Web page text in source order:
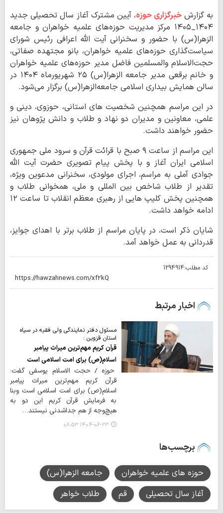
به گزارشخبرگزاری حوزه، آیین مشترک آغاز سال تحصیلی جدید
۱۴۰۴_۱۴۰۵ مرکز مدیریت حوزه‌های علمیه خواهران و جامعه
الزهرا(س) با حضور و سخنرانی آیت الله اعرافی رئیس شورای
سیاست‌گذاری حوزه‌های علمیه خواهران، بانو مجتهده صفاتی،
حجت‌الاسلام والمسلمین فاضل مدیر حوزه‌های علمیه خواهران
و خانم برقعی مدیر جامعه الزهرا(س) ۲۵ شهریورماه ۱۴۰۴ در
سالن همایش بیداری اسلامی جامعه‌الزهرا(س) برگزار می‌شود.
در این مراسم همچنین شخصیت های استانی، حوزوی، دینی و
علمی، معاونین و مدیران دو نهاد و طلاب و دانش پژوهان نیز
حضور خواهند داشت.
این مراسم از ساعت ۹ صبح با قرائت قرآن و سرود ملی جمهوری
اسلامی ایران آغاز و با پخش پیام تصویری حضرت آیت الله
جوادی آملی به مراسم، اجرای مولودی، سخنرانی مدعوین ویژه،
تقدیر از طلاب شاخص بین المللی و ملی، همخوانی طلاب و
همچنین پخش کلیپ هایی از رهبری معظم انقلاب تا ساعت ۱۲
ادامه خواهد داشت.
شایان ذکر است، در پایان مراسم از طلاب برتر با اهدای جوایز،
قدردانی به عمل خواهد آمد.
کد مطلب:1294914
اخبار مرتبط
مسئول دفتر نمایندگی ولی فقیه در سپاه
استان قزوین :
قرآن کریم مهم‌ترین میراث پیامبر
اسلام(ص) برای امت اسلامی است
حوزه / حجت الاسلام یوسفی گفت:
قرآن کریم مهم‌ترین میراث پیامبر
اسلام(ص) برای امت اسلامی است وبنا
به فرمایش قرآن کریم این دو به
هیچ‌وجه از هم جداشدنی نیستند…
۱۴۰۴-۰۶-۲۳ ۰۸:۵۳
برچسب‌ها
حوزه های علمیه خواهران
جامعه الزهرا(س)
آغاز سال تحصیلی
قم طلاب خواهر